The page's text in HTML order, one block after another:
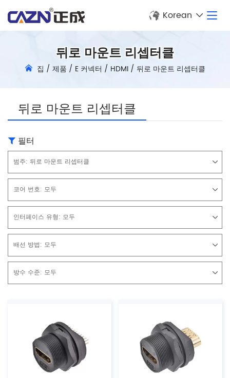
Korean
뒤로 마운트 리셉터클
집 / 제품 / E 커넥터 / HDMI/ 뒤로 마운트 리셉터클
뒤로 마운트 리셉터클
필터
범주: 뒤로 마운트 리셉터클
코어 번호: 모두
인터페이스 유형: 모두
배선 방법: 모두
방수 수준: 모두